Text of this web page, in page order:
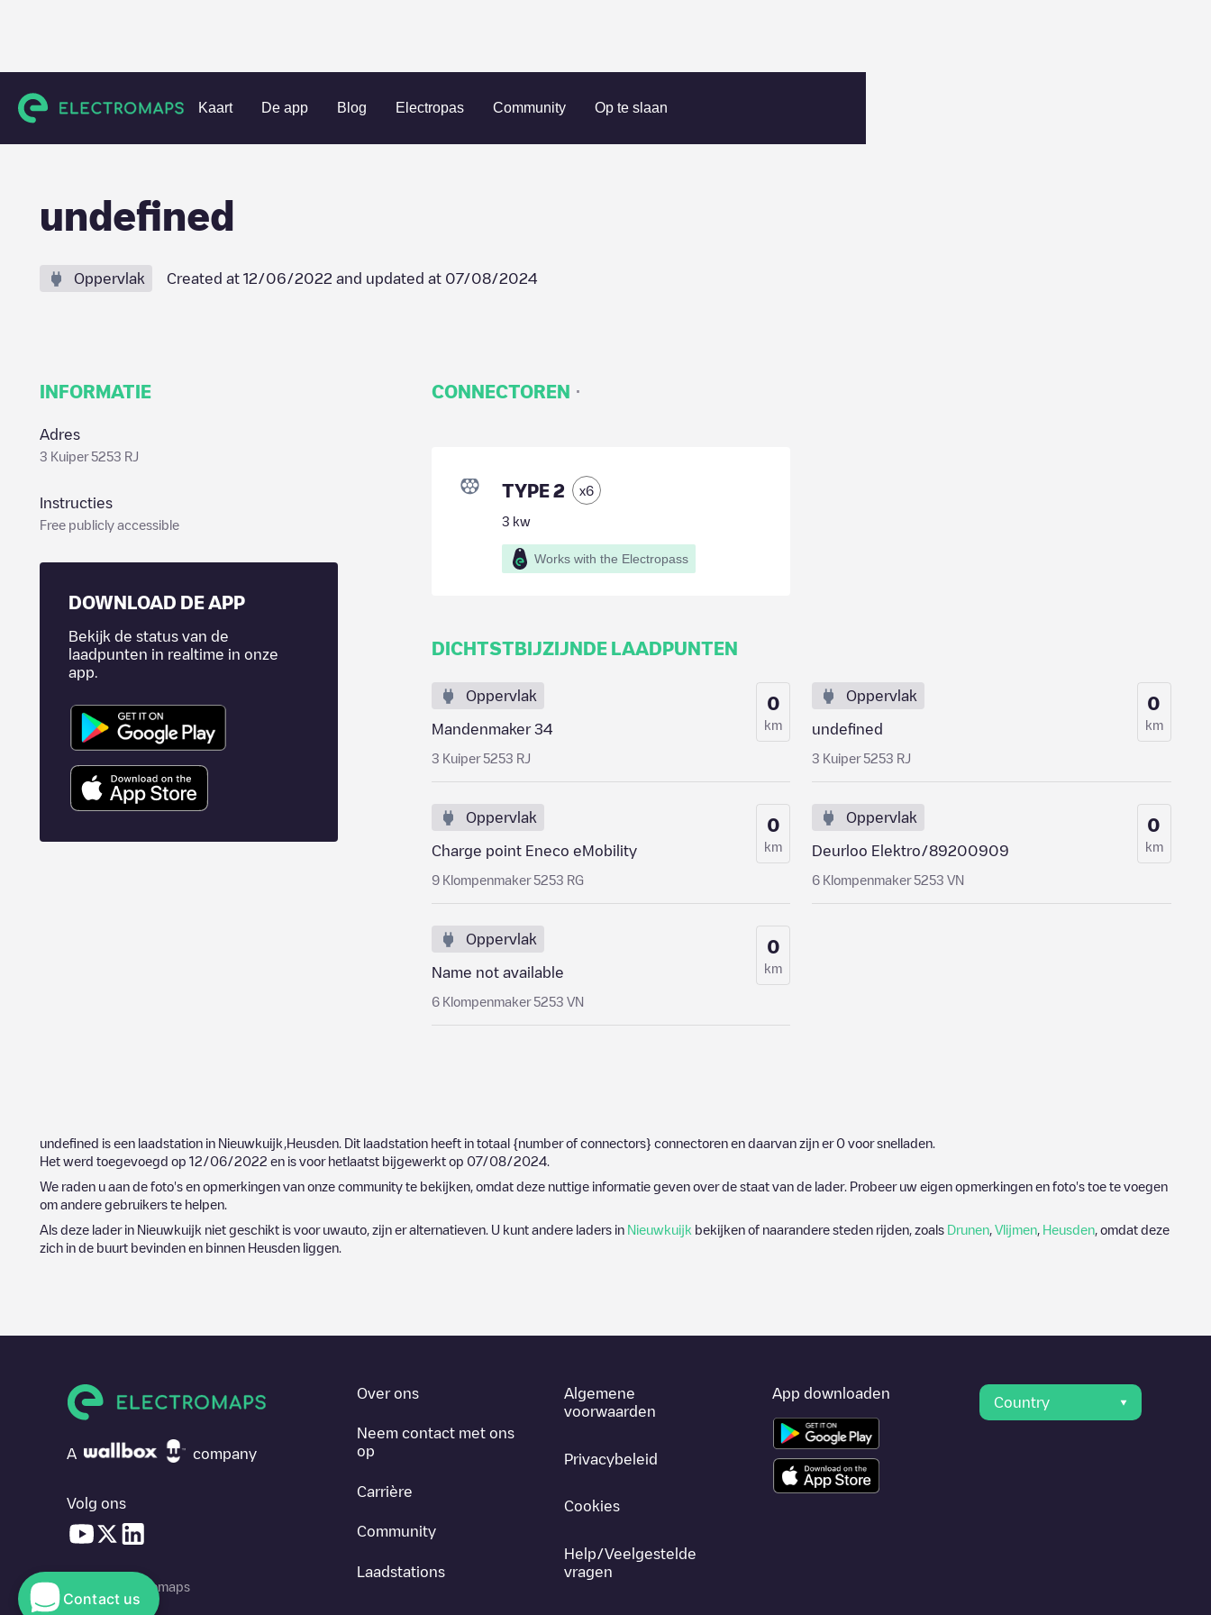
Kaart De app Blog Electropas Community Op te slaan
Charging stations Nederland Heusden Nieuwkuijk undefined
undefined
Oppervlak Created at 12/06/2022 and updated at 07/08/2024
INFORMATIE
Adres
3 Kuiper 5253 RJ
Instructies
Free publicly accessible
DOWNLOAD DE APP
Bekijk de status van de
laadpunten in realtime in onze
app.
CONNECTOREN ·
TYPE 2 x6
3 kw
Works with the Electropass
DICHTSTBIJZIJNDE LAADPUNTEN
Oppervlak
Mandenmaker 34
3 Kuiper 5253 RJ
0
km
Oppervlak
undefined
3 Kuiper 5253 RJ
0
km
Oppervlak
Charge point Eneco eMobility
9 Klompenmaker 5253 RG
0
km
Oppervlak
Deurloo Elektro/89200909
6 Klompenmaker 5253 VN
0
km
Oppervlak
Name not available
6 Klompenmaker 5253 VN
0
km
undefined is een laadstation in Nieuwkuijk Heusden . Dit laadstation heeft in totaal {number of connectors} connectoren en daarvan zijn er 0 voor snelladen.
Het werd toegevoegd op 12/06/2022 en is voor hetlaatst bijgewerkt op 07/08/2024
We raden u aan de foto's en opmerkingen van onze community te bekijken, omdat deze nuttige informatie geven over de staat van de lader. Probeer uw eigen opmerkingen en foto's toe te voegen
om andere gebruikers te helpen.
Als deze lader in Nieuwkuijk niet geschikt is voor uwauto, zijn er alternatieven. U kunt andere laders in Nieuwkuijk bekijken of naarandere steden rijden, zoals Drunen Vlijmen Heusden , omdat deze
zich in de buurt bevinden en binnen Heusden liggen.
A company
Volg ons
© 2026 Electromaps
Over ons
Neem contact met ons
op
Carrière
Community
Laadstations
Algemene
voorwaarden
Privacybeleid
Cookies
Help/Veelgestelde
vragen
App downloaden
Country
Contact us